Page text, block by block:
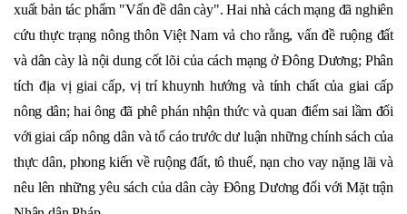
xuất bản tác phẩm "Vấn đề dân cày". Hai nhà cách mạng đã nghiên
cứu thực trạng nông thôn Việt Nam vả cho rằng, vấn đề ruộng đất
và dân cày là nội dung cốt lõi của cách mạng ở Đông Dương; Phân
tích địa vị giai cấp, vị trí khuynh hướng và tính chất của giai cấp
nông dân; hai ông đã phê phán nhận thức và quan điểm sai lầm đối
với giai cấp nông dân và tố cáo trước dư luận những chính sách của
thực dân, phong kiến về ruộng đất, tô thuế, nạn cho vay nặng lãi và
nêu lên những yêu sách của dân cày Đông Dương đối với Mặt trận